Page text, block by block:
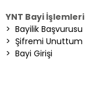
YNT Bayi İşlemleri
> Bayilik Başvurusu
> Şifremi Unuttum
> Bayi Girişi